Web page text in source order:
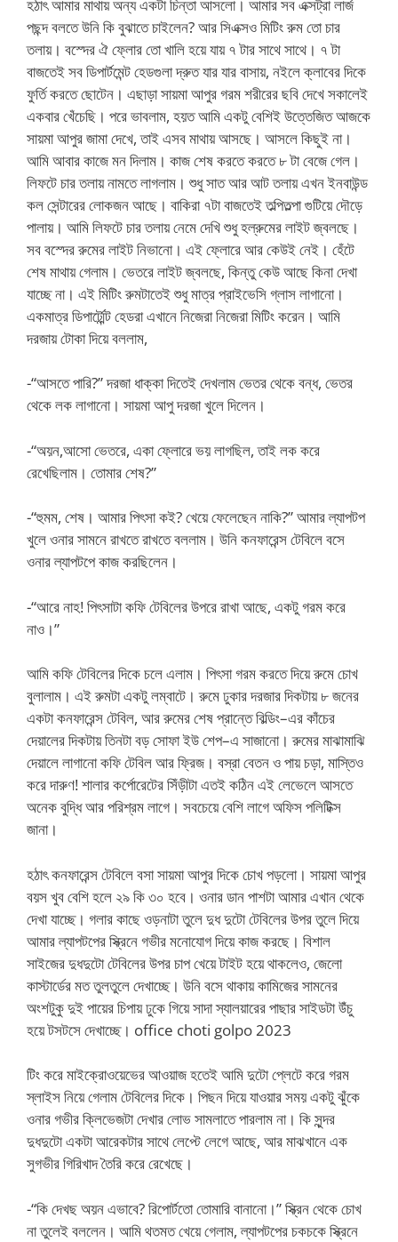
হঠাৎ আমার মাথায় অন্য একটা চিন্তা আসলো। আমার সব এক্সট্রা লার্জ
পছন্দ বলতে উনি কি বুঝাতে চাইলেন? আর সিএক্সও মিটিং রুম তো চার
তলায়। বস্দের ঐ ফ্লোর তো খালি হয়ে যায় ৭ টার সাথে সাথে। ৭ টা
বাজতেই সব ডিপার্টমেন্ট হেডগুলা দ্রুত যার যার বাসায়, নইলে ক্লাবের দিকে
ফুর্তি করতে ছোটেন। এছাড়া সায়মা আপুর গরম শরীরের ছবি দেখে সকালেই
একবার খেঁচেছি। পরে ভাবলাম, হয়ত আমি একটু বেশিই উত্তেজিত আজকে
সায়মা আপুর জামা দেখে, তাই এসব মাথায় আসছে। আসলে কিছুই না।
আমি আবার কাজে মন দিলাম। কাজ শেষ করতে করতে ৮ টা বেজে গেল।
লিফটে চার তলায় নামতে লাগলাম। শুধু সাত আর আট তলায় এখন ইনবাউন্ড
কল সেন্টারের লোকজন আছে। বাকিরা ৭টা বাজতেই তল্পিতল্পা গুটিয়ে দৌড়ে
পালায়। আমি লিফটে চার তলায় নেমে দেখি শুধু হল্রুমের লাইট জ্বলছে।
সব বস্দের রুমের লাইট নিভানো। এই ফ্লোরে আর কেউই নেই। হেঁটে
শেষ মাথায় গেলাম। ভেতরে লাইট জ্বলছে, কিন্তু কেউ আছে কিনা দেখা
যাচ্ছে না। এই মিটিং রুমটাতেই শুধু মাত্র প্রাইভেসি গ্লাস লাগানো।
একমাত্র ডিপার্ট্মেন্ট হেডরা এখানে নিজেরা নিজেরা মিটিং করেন। আমি
দরজায় টোকা দিয়ে বললাম,
-“আসতে পারি?” দরজা ধাক্কা দিতেই দেখলাম ভেতর থেকে বন্ধ, ভেতর
থেকে লক লাগানো। সায়মা আপু দরজা খুলে দিলেন।
-“অয়ন,আসো ভেতরে, একা ফ্লোরে ভয় লাগছিল, তাই লক করে
রেখেছিলাম। তোমার শেষ?”
-“হুমম, শেষ। আমার পিৎসা কই? খেয়ে ফেলেছেন নাকি?” আমার ল্যাপটপ
খুলে ওনার সামনে রাখতে রাখতে বললাম। উনি কনফারেন্স টেবিলে বসে
ওনার ল্যাপটপে কাজ করছিলেন।
-“আরে নাহ! পিৎসাটা কফি টেবিলের উপরে রাখা আছে, একটু গরম করে
নাও।”
আমি কফি টেবিলের দিকে চলে এলাম। পিৎসা গরম করতে দিয়ে রুমে চোখ
বুলালাম। এই রুমটা একটু লম্বাটে। রুমে ঢুকার দরজার দিকটায় ৮ জনের
একটা কনফারেন্স টেবিল, আর রুমের শেষ প্রান্তে বিল্ডিং–এর কাঁচের
দেয়ালের দিকটায় তিনটা বড় সোফা ইউ শেপ–এ সাজানো। রুমের মাঝামাঝি
দেয়ালে লাগানো কফি টেবিল আর ফ্রিজ। বস্রা বেতন ও পায় চড়া, মাস্তিও
করে দারুণ! শালার কর্পোরেটের সিঁড়ীটা এতই কঠিন এই লেভেলে আসতে
অনেক বুদ্ধি আর পরিশ্রম লাগে। সবচেয়ে বেশি লাগে অফিস পলিটিক্স
জানা।
হঠাৎ কনফারেন্স টেবিলে বসা সায়মা আপুর দিকে চোখ পড়লো। সায়মা আপুর
বয়স খুব বেশি হলে ২৯ কি ৩০ হবে। ওনার ডান পাশটা আমার এখান থেকে
দেখা যাচ্ছে। গলার কাছে ওড়নাটা তুলে দুধ দুটো টেবিলের উপর তুলে দিয়ে
আমার ল্যাপটপের স্ক্রিনে গভীর মনোযোগ দিয়ে কাজ করছে। বিশাল
সাইজের দুধদুটো টেবিলের উপর চাপ খেয়ে টাইট হয়ে থাকলেও, জেলো
কাস্টার্ডের মত তুলতুলে দেখাচ্ছে। উনি বসে থাকায় কামিজের সামনের
অংশটুকু দুই পায়ের চিপায় ঢুকে গিয়ে সাদা স্যালয়ারের পাছার সাইডটা উঁচু
হয়ে টসটসে দেখাচ্ছে। office choti golpo 2023
টিং করে মাইক্রোওয়েভের আওয়াজ হতেই আমি দুটো প্লেটে করে গরম
স্লাইস নিয়ে গেলাম টেবিলের দিকে। পিছন দিয়ে যাওয়ার সময় একটু ঝুঁকে
ওনার গভীর ক্লিভেজটা দেখার লোভ সামলাতে পারলাম না। কি সুন্দর
দুধদুটো একটা আরেকটার সাথে লেপ্টে লেগে আছে, আর মাঝখানে এক
সুগভীর গিরিখাদ তৈরি করে রেখেছে।
-“কি দেখছ অয়ন এভাবে? রিপোর্টতো তোমারি বানানো।” স্ক্রিন থেকে চোখ
না তুলেই বললেন। আমি থতমত খেয়ে গেলাম, ল্যাপটপের চকচকে স্ক্রিনে